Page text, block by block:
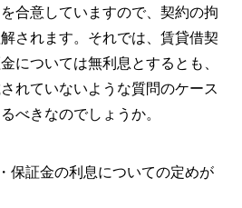
合意していますので、契約の拘
されます。それでは、賃貸借契
については無利息とするとも、
れていないような質問のケース
べきなのでしょうか。
保証金の利息についての定めが